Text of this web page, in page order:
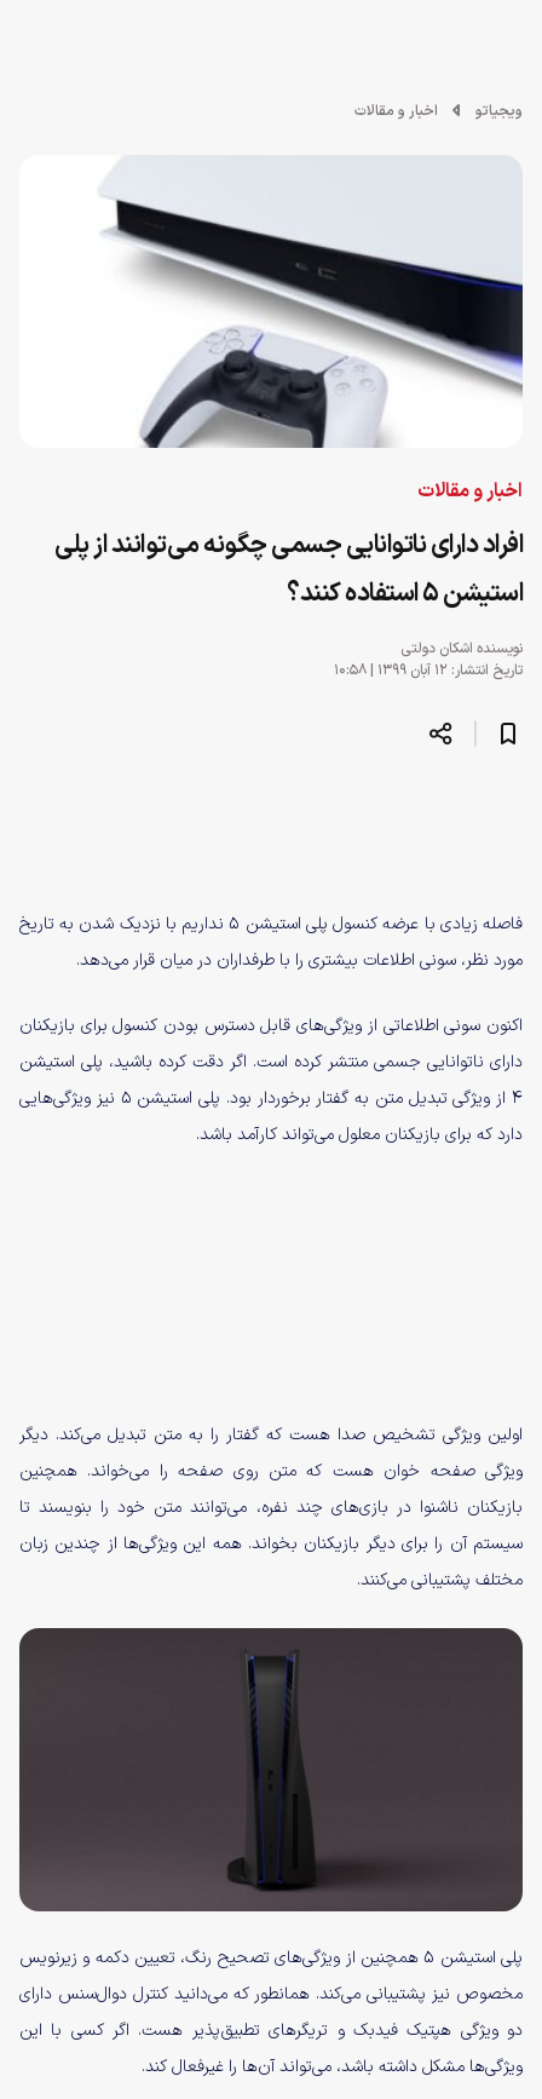
ویجیاتو اخبار و مقالات
اخبار و مقالات
افراد دارای ناتوانایی جسمی چگونه می‌توانند از پلی
استیشن 5 استفاده کنند؟
نویسنده اشکان دولتی
تاریخ انتشار: ۱۲ آبان ۱۳۹۹ | ۱۰:۵۸
فاصله زیادی با عرضه کنسول پلی استیشن 5 نداریم با نزدیک شدن به تاریخ
مورد نظر، سونی اطلاعات بیشتری را با طرفداران در میان قرار می‌دهد.
اکنون سونی اطلاعاتی از ویژگی‌های قابل دسترس بودن کنسول برای بازیکنان
دارای ناتوانایی جسمی منتشر کرده است. اگر دقت کرده باشید، پلی استیشن
4 از ویژگی تبدیل متن به گفتار برخوردار بود. پلی استیشن ۵ نیز ویژگی‌هایی
دارد که برای بازیکنان معلول می‌تواند کارآمد باشد.
اولین ویژگی تشخیص صدا هست که گفتار را به متن تبدیل می‌کند. دیگر
ویژگی صفحه خوان هست که متن روی صفحه را می‌خواند. همچنین
بازیکنان ناشنوا در بازی‌های چند نفره، می‌توانند متن خود را بنویسند تا
سیستم آن را برای دیگر بازیکنان بخواند. همه این ویژگی‌ها از چندین زبان
مختلف پشتیبانی می‌کنند.
پلی استیشن ۵ همچنین از ویژگی‌های تصحیح رنگ، تعیین دکمه و زیرنویس
مخصوص نیز پشتیبانی می‌کند. همانطور که می‌دانید کنترل دوال‌سنس دارای
دو ویژگی هپتیک فیدبک و تریگرهای تطبیق‌پذیر هست. اگر کسی با این
ویژگی‌ها مشکل داشته باشد، می‌تواند آن‌ها را غیرفعال کند.